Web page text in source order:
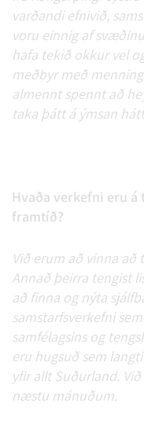
varðandi efnivið,
voru einnig af
hafa tekið okkur vel
meðbyr með
almennt spennt að
taka þátt á ýmsan
Hvaða verkefni eru
framtíð?
Við erum að vinna að
Annað þeirra tengist
að finna og nýta
samstarfsverkefni
samfélagsins og
eru hugsuð sem
yfir allt Suðurland.
næstu mánuðum.